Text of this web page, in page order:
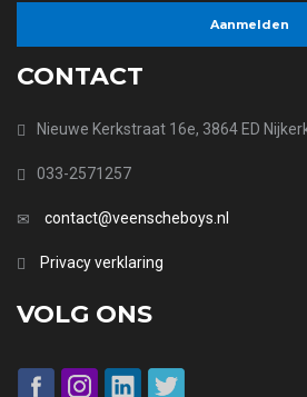
CONTACT
Nieuwe Kerkstraat 16e, 3864 ED
033-2571257
contact@veenscheboys.nl
Privacy verklaring
VOLG ONS